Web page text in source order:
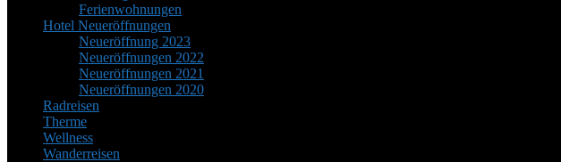
Ferienwohnungen
Hotel Neueröffnungen
Neueröffnung 2023
Neueröffnungen 2022
Neueröffnungen 2021
Neueröffnungen 2020
Radreisen
Therme
Wellness
Wanderreisen